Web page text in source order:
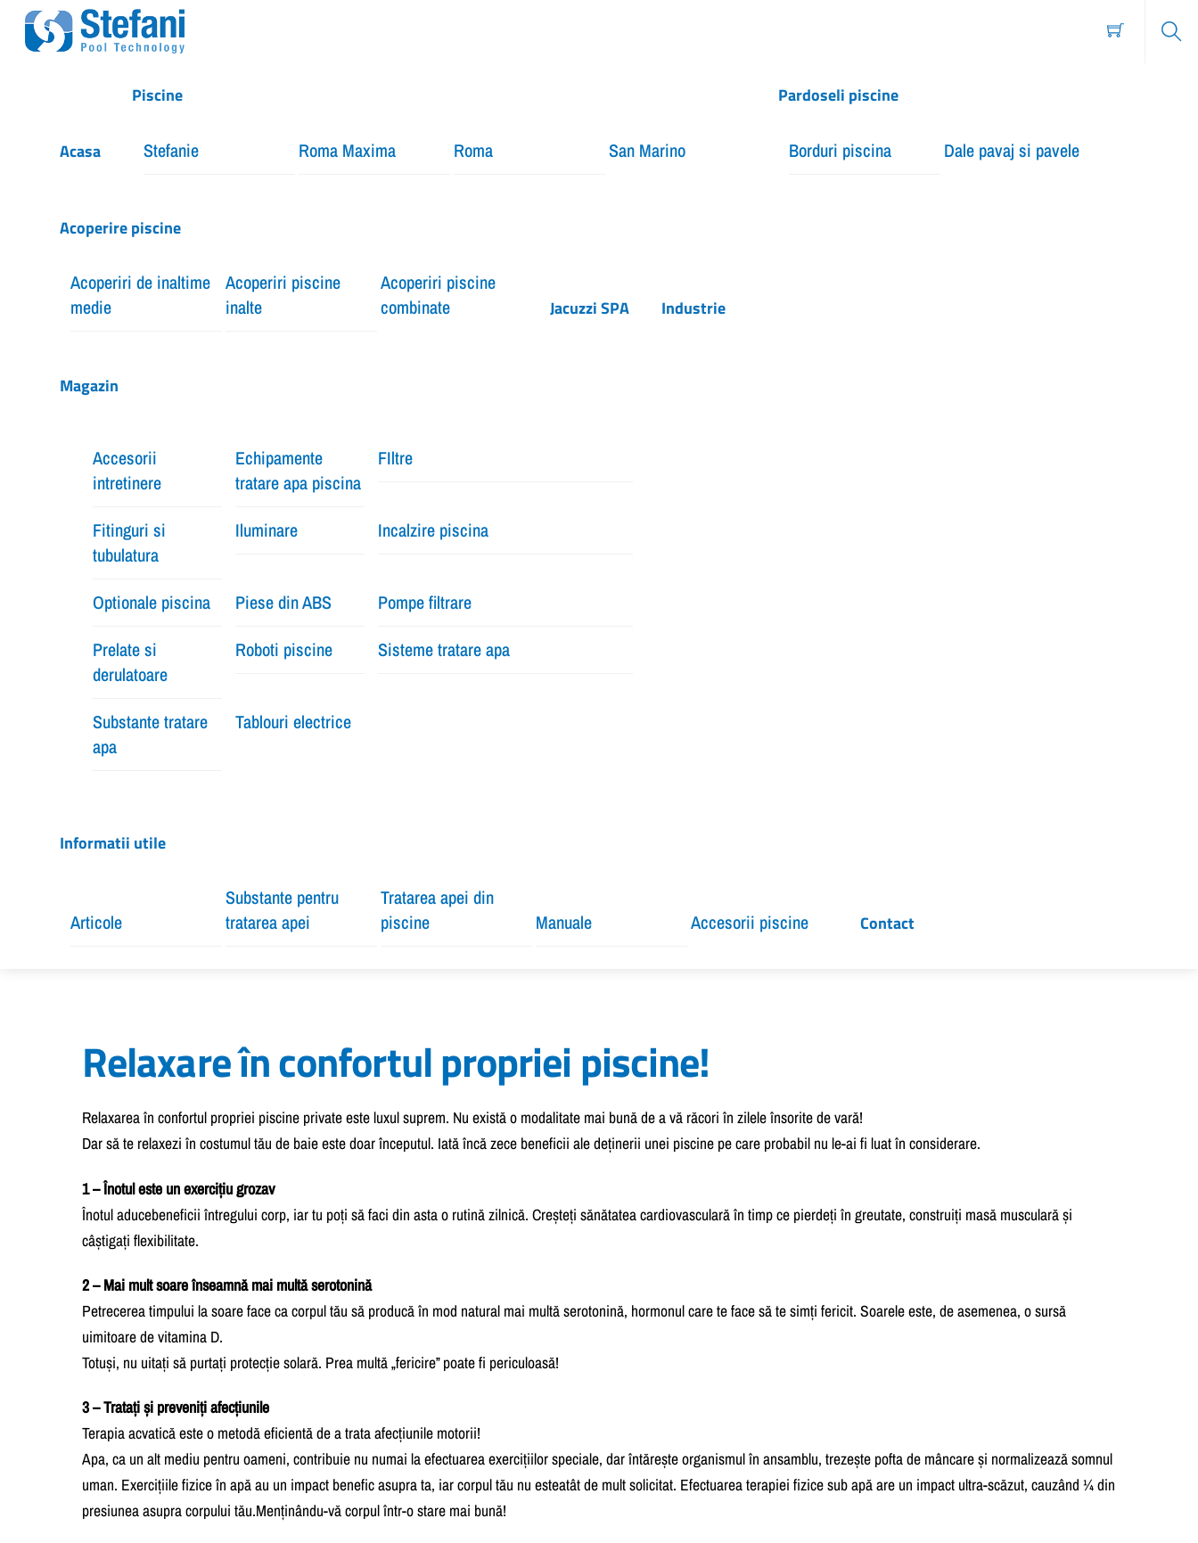
Menu
Acasa
Piscine
Stefanie Roma Maxima Roma San Marino
Pardoseli piscine
Borduri piscina Dale pavaj si pavele
Acoperire piscine
Acoperiri de inaltime
medie
Acoperiri piscine
inalte
Acoperiri piscine
combinate
Jacuzzi SPA Industrie
Magazin
Accesorii
intretinere
Echipamente
tratare apa piscina
FIltre
Fitinguri si
tubulatura
Iluminare Incalzire piscina
Optionale piscina Piese din ABS
Pompe filtrare
Prelate si
derulatoare
Roboti piscine Sisteme tratare apa
Substante tratare
apa
Tablouri electrice
Informatii utile
Articole
Substante pentru
tratarea apei
Tratarea apei din
piscine
Manuale Accesorii piscine Contact
Relaxare în confortul propriei piscine!
Relaxarea în confortul propriei piscine private este luxul suprem. Nu există o modalitate mai bună de a vă răcori în zilele însorite de vară!
Dar să te relaxezi în costumul tău de baie este doar începutul. Iată încă zece beneficii ale deținerii unei piscine pe care probabil nu le-ai fi luat în considerare.
1 – Înotul este un exercițiu grozav
Înotul aducebeneficii întregului corp, iar tu poți să faci din asta o rutină zilnică. Creșteți sănătatea cardiovasculară în timp ce pierdeți în greutate, construiți masă musculară și
câștigați flexibilitate.
2 – Mai mult soare înseamnă mai multă serotonină
Petrecerea timpului la soare face ca corpul tău să producă în mod natural mai multă serotonină, hormonul care te face să te simți fericit. Soarele este, de asemenea, o sursă
uimitoare de vitamina D.
Totuși, nu uitați să purtați protecție solară. Prea multă „fericire” poate fi periculoasă!
3 – Tratați și preveniți afecțiunile
Terapia acvatică este o metodă eficientă de a trata afecțiunile motorii!
Apa, ca un alt mediu pentru oameni, contribuie nu numai la efectuarea exercițiilor speciale, dar întărește organismul în ansamblu, trezește pofta de mâncare și normalizează somnul
uman. Exercițiile fizice în apă au un impact benefic asupra ta, iar corpul tău nu esteatât de mult solicitat. Efectuarea terapiei fizice sub apă are un impact ultra-scăzut, cauzând ¼ din
presiunea asupra corpului tău.Menținându-vă corpul într-o stare mai bună!